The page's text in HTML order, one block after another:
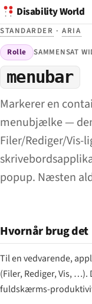
Disability World
STANDARDER ·ARIA
Rolle SAMMENSAT
menubar
Markerer en
menubjælke —
Filer/Rediger/Vis-
popup. Næsten
Hvornår brug det
Til en vedvarende,
(Filer, Rediger, Vis,
fuldskærms-